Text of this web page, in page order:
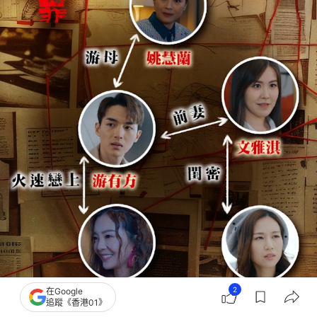
在Google
追蹤《香港01》
2